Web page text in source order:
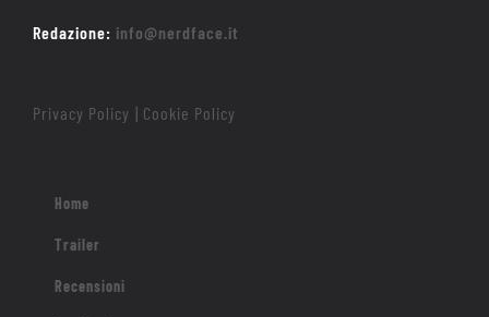
Redazione: info@nerdface.it
Privacy Policy Cookie Policy
Home
Trailer
Recensioni